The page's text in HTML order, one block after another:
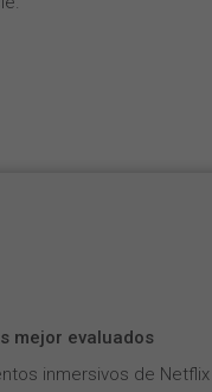
mejor evaluados
inmersivos de